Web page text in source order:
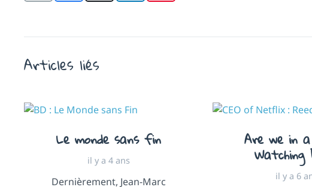
Articles liés
Le monde sans fin
il y a 4 ans
Dernièrement, Jean-Marc
Are we in
Watching
il y a 6